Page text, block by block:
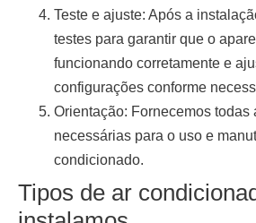
Teste e ajuste: Após a
testes para garantir que o
funcionando corretamente e
configurações conforme
Orientação: Fornecemos todas
necessárias para o uso e
condicionado.
Tipos de ar